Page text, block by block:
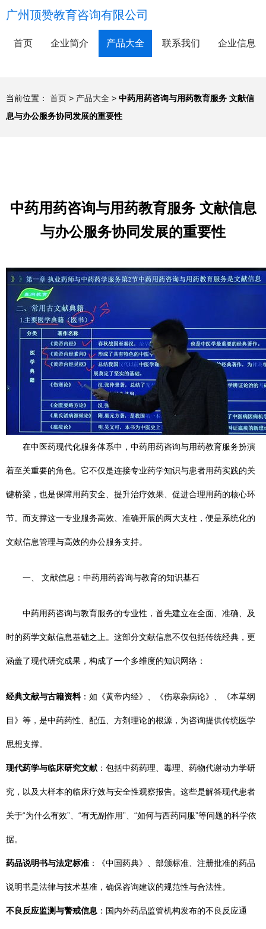
广州顶赞教育咨询有限公司
首页 企业简介 产品大全 联系我们 企业信息
当前位置： 首页 > 产品大全 > 中药用药咨询与用药教育服务 文献信
息与办公服务协同发展的重要性
中药用药咨询与用药教育服务 文献信息
与办公服务协同发展的重要性
在中医药现代化服务体系中，中药用药咨询与用药教育服务扮演
着至关重要的角色。它不仅是连接专业药学知识与患者用药实践的关
键桥梁，也是保障用药安全、提升治疗效果、促进合理用药的核心环
节。而支撑这一专业服务高效、准确开展的两大支柱，便是系统化的
文献信息管理与高效的办公服务支持。
一、 文献信息：中药用药咨询与教育的知识基石
中药用药咨询与教育服务的专业性，首先建立在全面、准确、及
时的药学文献信息基础之上。这部分文献信息不仅包括传统经典，更
涵盖了现代研究成果，构成了一个多维度的知识网络：
经典文献与古籍资料：如《黄帝内经》、《伤寒杂病论》、《本草纲
目》等，是中药药性、配伍、方剂理论的根源，为咨询提供传统医学
思想支撑。
现代药学与临床研究文献 ：包括中药药理、毒理、药物代谢动力学研
究，以及大样本的临床疗效与安全性观察报告。这些是解答现代患者
关于“为什么有效”、“有无副作用”、“如何与西药同服”等问题的科学依
据。
药品说明书与法定标准 ：《中国药典》、部颁标准、注册批准的药品
说明书是法律与技术基准，确保咨询建议的规范性与合法性。
不良反应监测与警戒信息 ：国内外药品监管机构发布的不良反应通